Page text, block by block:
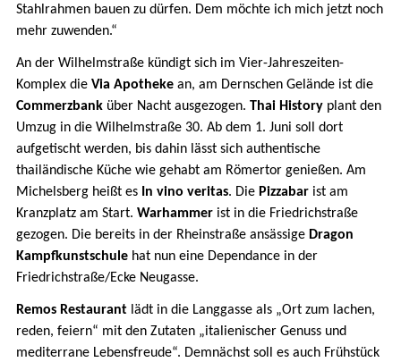
Stahlrahmen bauen zu dürfen. Dem möchte ich mich jetzt noch
mehr zuwenden.“
An der Wilhelmstraße kündigt sich im Vier-Jahreszeiten-
Komplex die Via Apotheke an, am Dernschen Gelände ist die
Commerzbank über Nacht ausgezogen. Thai History plant den
Umzug in die Wilhelmstraße 30. Ab dem 1. Juni soll dort
aufgetischt werden, bis dahin lässt sich authentische
thailändische Küche wie gehabt am Römertor genießen. Am
Michelsberg heißt es In vino veritas. Die Pizzabar ist am
Kranzplatz am Start. Warhammer ist in die Friedrichstraße
gezogen. Die bereits in der Rheinstraße ansässige Dragon
Kampfkunstschule hat nun eine Dependance in der
Friedrichstraße/Ecke Neugasse.
Remos Restaurant lädt in die Langgasse als „Ort zum lachen,
reden, feiern“ mit den Zutaten „italienischer Genuss und
mediterrane Lebensfreude“. Demnächst soll es auch Frühstück